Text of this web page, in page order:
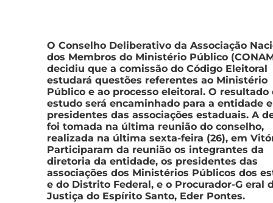
O Conselho Deliberativo da Associação
dos Membros do Ministério Público
decidiu que a comissão do Código Eleitoral
estudará questões referentes ao Ministério
Público e ao processo eleitoral. O resultado
estudo será encaminhado para a entidade
presidentes das associações estaduais. A
foi tomada na última reunião do conselho,
realizada na última sexta-feira (26), em
Participaram da reunião os integrantes da
diretoria da entidade, os presidentes das
associações dos Ministérios Públicos dos
e do Distrito Federal, e o Procurador-G eral
Justiça do Espírito Santo, Eder Pontes.